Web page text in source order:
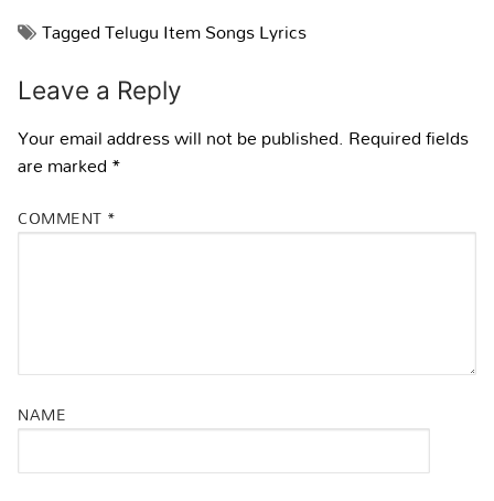
TaggedTelugu Item Songs Lyrics
Leave a Reply
Your email address will not be published. Required fields
are marked*
COMMENT *
NAME